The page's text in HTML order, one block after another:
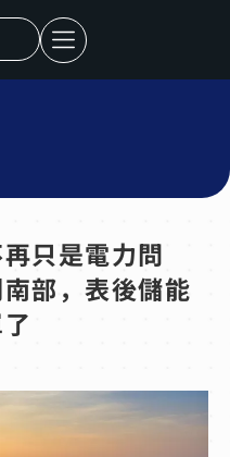
只是電力問
部，表後儲能